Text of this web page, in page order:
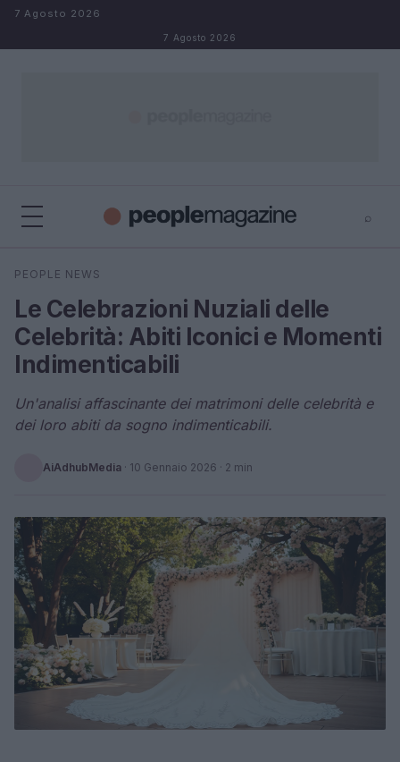
Salta al contenuto
7 Agosto 2026
7 Agosto 2026
⌕
Cerca
PEOPLE NEWS
Le Celebrazioni Nuziali delle
Celebrità: Abiti Iconici e Momenti
Indimenticabili
Un'analisi affascinante dei matrimoni delle celebrità e
dei loro abiti da sogno indimenticabili.
AiAdhubMedia · 10 Gennaio 2026 · 2 min